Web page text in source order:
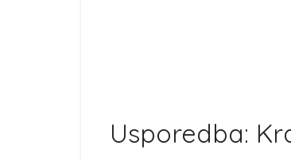
Usporedba: